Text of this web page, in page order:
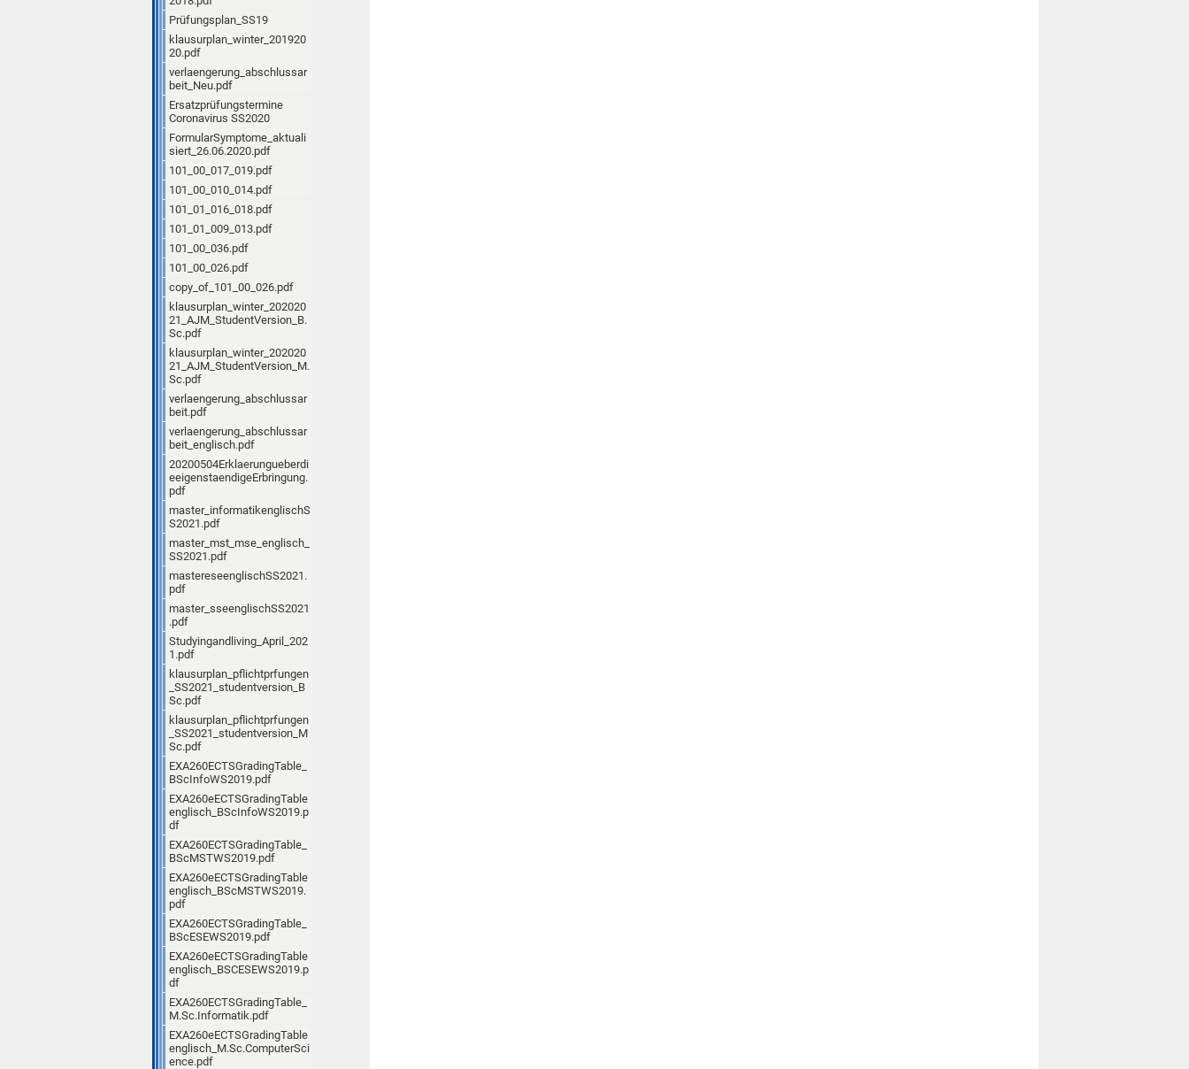
Prüfungsplan_SS19
klausurplan_winter_201920
20.pdf
verlaengerung_abschlussar
beit_Neu.pdf
Ersatzprüfungstermine
Coronavirus SS2020
FormularSymptome_aktuali
siert_26.06.2020.pdf
101_00_017_019.pdf
101_00_010_014.pdf
101_01_016_018.pdf
101_01_009_013.pdf
101_00_036.pdf
101_00_026.pdf
copy_of_101_00_026.pdf
klausurplan_winter_202020
21_AJM_StudentVersion_B.
Sc.pdf
klausurplan_winter_202020
21_AJM_StudentVersion_M.
Sc.pdf
verlaengerung_abschlussar
beit.pdf
verlaengerung_abschlussar
beit_englisch.pdf
20200504Erklaerungueberdi
eeigenstaendigeErbringung.
pdf
master_informatikenglischS
S2021.pdf
master_mst_mse_englisch_
SS2021.pdf
mastereseenglischSS2021.
pdf
master_sseenglischSS2021
.pdf
Studyingandliving_April_202
1.pdf
klausurplan_pflichtprfungen
_SS2021_studentversion_B
Sc.pdf
klausurplan_pflichtprfungen
_SS2021_studentversion_M
Sc.pdf
EXA260ECTSGradingTable_
BScInfoWS2019.pdf
EXA260eECTSGradingTable
englisch_BScInfoWS2019.p
df
EXA260ECTSGradingTable_
BScMSTWS2019.pdf
EXA260eECTSGradingTable
englisch_BScMSTWS2019.
pdf
EXA260ECTSGradingTable_
BScESEWS2019.pdf
EXA260eECTSGradingTable
englisch_BSCESEWS2019.p
df
EXA260ECTSGradingTable_
M.Sc.Informatik.pdf
EXA260eECTSGradingTable
englisch_M.Sc.ComputerSci
ence.pdf